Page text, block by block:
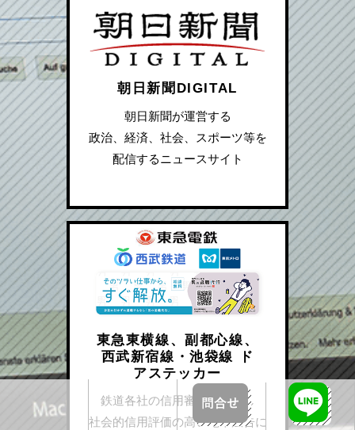
朝日新聞DIGITAL
朝日新聞が運営する
政治、経済、社会、スポーツ等を
配信するニュースサイト
東急東横線、副都心線、
西武新宿線・池袋線 ド
アステッカー
鉄道各社の信用審査を通過し
社会的信用評価の高い電車広告に